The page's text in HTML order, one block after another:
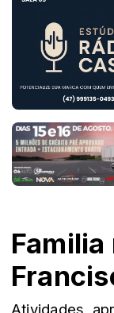
Familia
Atividades,